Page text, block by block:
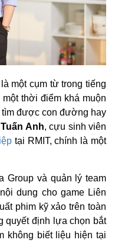
một cụm từ trong tiếng
thời điểm khá muộn
được con đường hay
Anh, cựu sinh viên
tại RMIT, chính là một
Group và quản lý team
dung cho game Liên
phim kỹ xảo trên toàn
quyết định lựa chọn bắt
không biết liệu hiện tại